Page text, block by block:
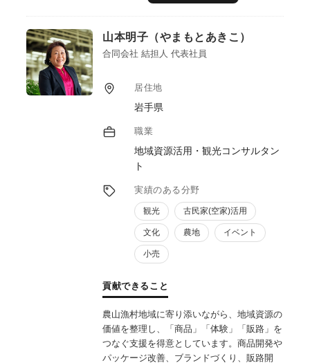
山本明子（やまもとあきこ）
合同会社 結担人 代表社員
居住地
岩手県
職業
地域資源活用・観光コンサルタン
ト
実績のある分野
観光 古民家(空家)活用
文化 農地 イベント
小売
貢献できること
農山漁村地域に寄り添いながら、地域資源の
価値を整理し、「商品」「体験」「販路」を
つなぐ支援を得意としています。商品開発や
パッケージ改善、ブランドづくり、販路開